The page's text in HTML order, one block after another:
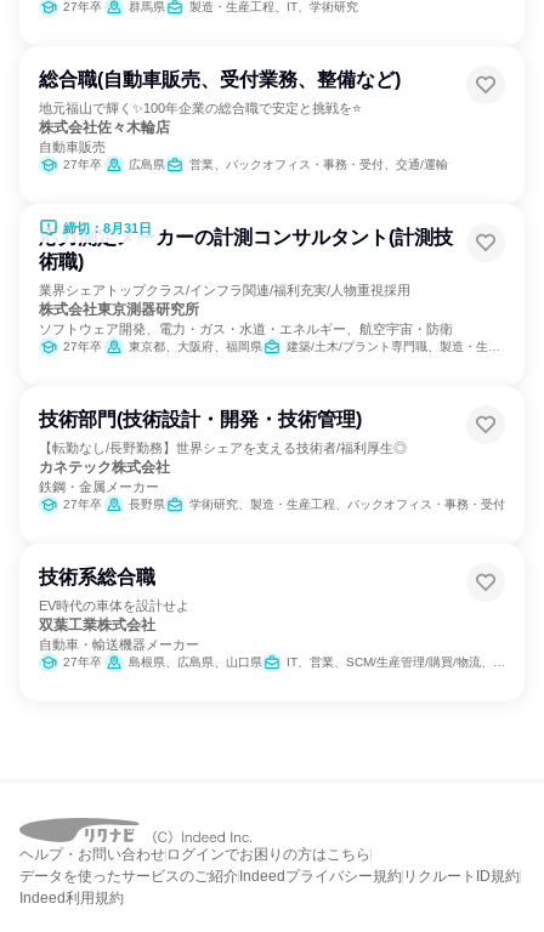
27年卒 群馬県 製造・生産工程、IT、学術研究
総合職(自動車販売、受付業務、整備など)
地元福山で輝く✨100年企業の総合職で安定と挑戦を⭐
株式会社佐々木輪店
自動車販売
27年卒 広島県 営業、バックオフィス・事務・受付、交通/運輸
締切：8月31日
応力測定メーカーの計測コンサルタント(計測技
術職)
業界シェアトップクラス/インフラ関連/福利充実/人物重視採用
株式会社東京測器研究所
ソフトウェア開発、電力・ガス・水道・エネルギー、航空宇宙・防衛
27年卒 東京都、大阪府、福岡県 建築/土木/プラント専門職、製造・生産工程、経営/事業企画
技術部門(技術設計・開発・技術管理)
【転勤なし/長野勤務】世界シェアを支える技術者/福利厚生◎
カネテック株式会社
鉄鋼・金属メーカー
27年卒 長野県 学術研究、製造・生産工程、バックオフィス・事務・受付
技術系総合職
EV時代の車体を設計せよ
双葉工業株式会社
自動車・輸送機器メーカー
27年卒 島根県、広島県、山口県 IT、営業、SCM/生産管理/購買/物流、経理/税務/財務、製造・生産工程
ヘルプ・お問い合わせ ログインでお困りの方はこちら
データを使ったサービスのご紹介 Indeedプライバシー規約 リクルートID規約
Indeed利用規約